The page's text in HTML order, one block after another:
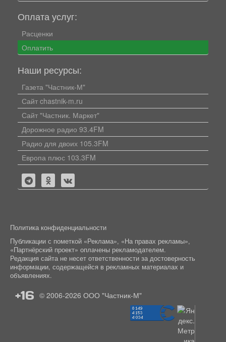
Оплата услуг:
Расценки
Оплатить
Наши ресурсы:
Газета "Частник-М"
Сайт chastnik-m.ru
Сайт "Частник. Маркет"
Дорожное радио 93.4FM
Радио для двоих 105.3FM
Европа плюс 103.3FM
Политика конфиденциальности
Публикации с пометкой «Реклама», «На правах рекламы»,
«Партнёрский проект» оплачены рекламодателем.
Редакция сайта не несет ответственности за достоверность
информации, содержащейся в рекламных материалах и
объявлениях.
+16 © 2006-2026 ООО "Частник-М"